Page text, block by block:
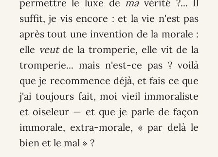
permettre le luxe de mavérité ?... Il
suffit, je vis encore : et la vie n'est pas
après tout une invention de la morale :
elle veutde la tromperie, elle vit de la
tromperie... mais n'est-ce pas ? voilà
que je recommence déjà, et fais ce que
j'ai toujours fait, moi vieil immoraliste
et oiseleur — et que je parle de façon
immorale, extra-morale, « par delà le
bien et le mal » ?